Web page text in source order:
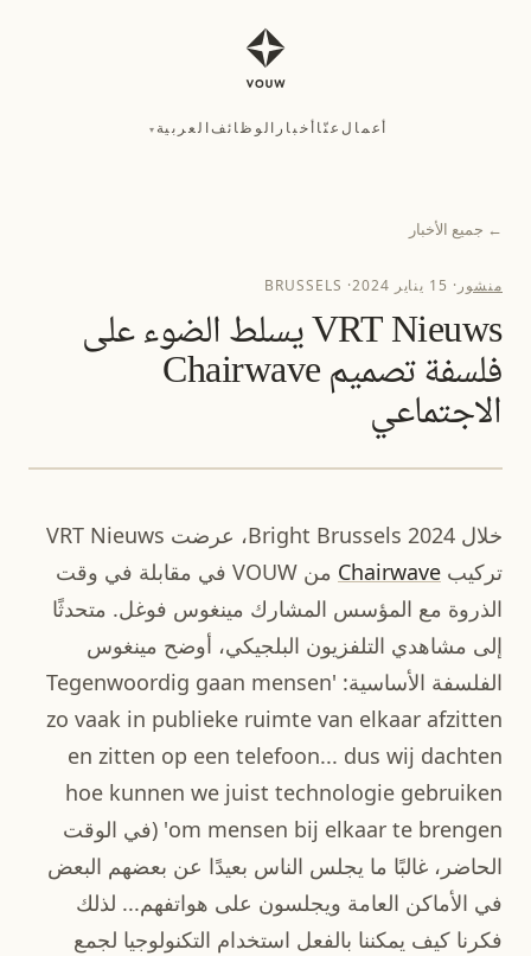
أعمال عنّاأخبار الوظائفالعربية ▾
← جميع الأخبار
منشور · 15 يناير 2024 ·
BRUSSELS
VRT Nieuws يسلط الضوء على
فلسفة تصميم Chairwave
الاجتماعي
خلال Bright Brussels 2024، عرضت VRT Nieuws
تركيب Chairwave
من VOUW في مقابلة في وقت
الذروة مع المؤسس المشارك مينغوس فوغل. متحدثًا
إلى مشاهدي التلفزيون البلجيكي، أوضح مينغوس
الفلسفة الأساسية: 'Tegenwoordig gaan mensen
zo vaak in publieke ruimte van elkaar afzitten
en zitten op een telefoon... dus wij dachten
hoe kunnen we juist technologie gebruiken
om mensen bij elkaar te brengen' (في الوقت
الحاضر، غالبًا ما يجلس الناس بعيدًا عن بعضهم البعض
في الأماكن العامة ويجلسون على هواتفهم... لذلك
فكرنا كيف يمكننا بالفعل استخدام التكنولوجيا لجمع